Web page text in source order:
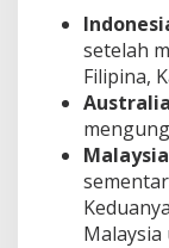
setelah
Filipina,
Australia
Malaysia
Malaysia